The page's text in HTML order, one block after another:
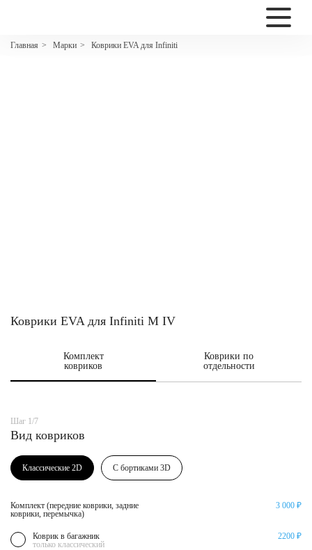
Главная > Марки > Коврики EVA для Infiniti
2200
Коврики EVA для Infiniti M IV
Комплект
ковриков
Коврики по
отдельности
Шаг 1/7
Вид ковриков
Классические 2D С бортиками 3D
Комплект (передние коврики, задние
коврики, перемычка)
3 000 ₽
Коврик в багажник
только классический
2200 ₽